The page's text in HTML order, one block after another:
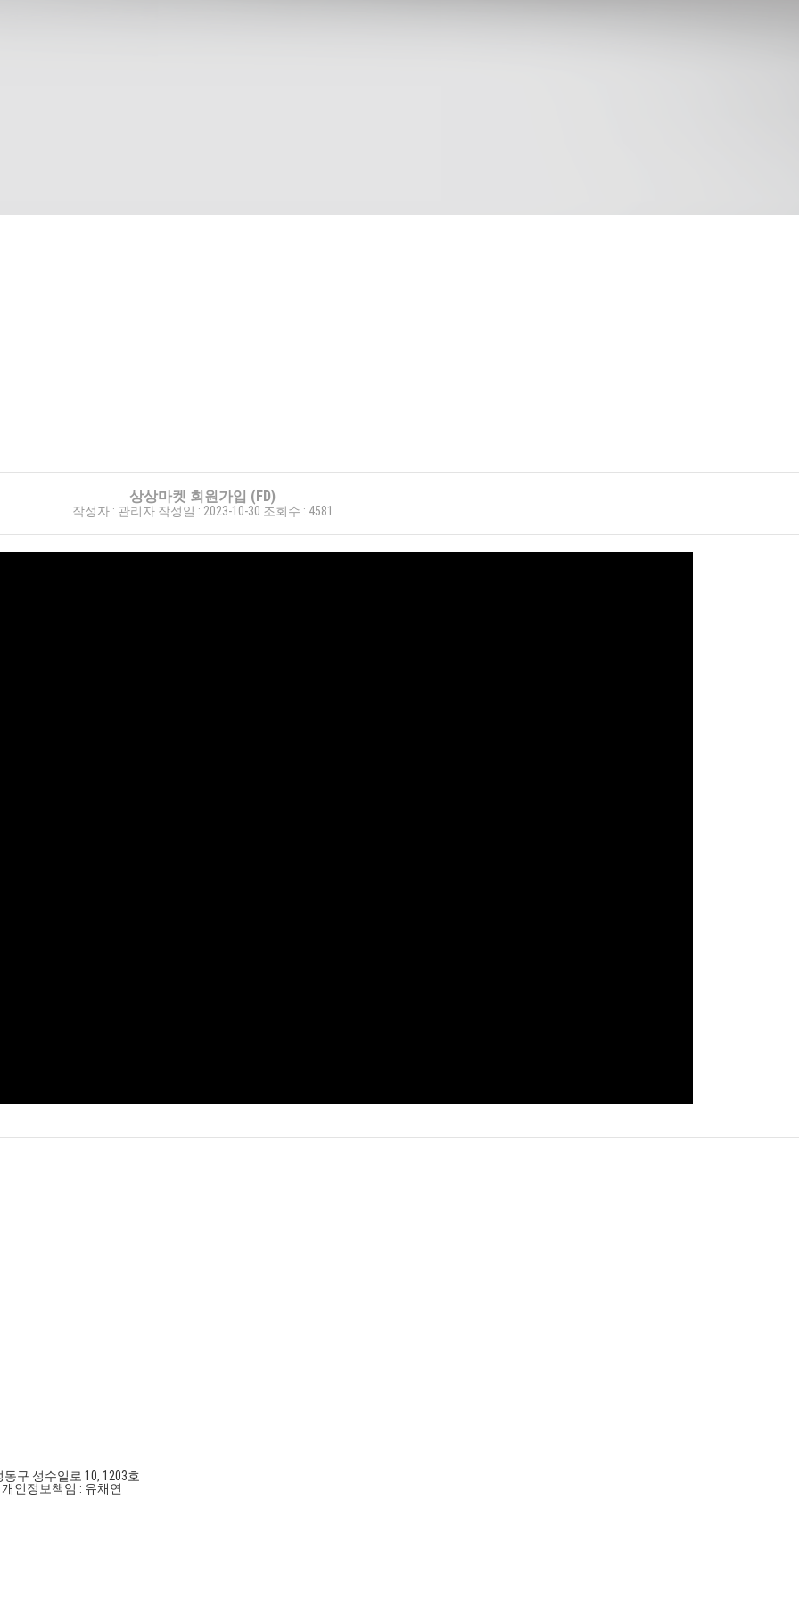
상상마켓 회원가입 (FD)
작성자 : 관리자 작성일 : 2023-10-30 조회수 : 4581
구 성수일로 10, 1203호
개인정보책임 : 유채연